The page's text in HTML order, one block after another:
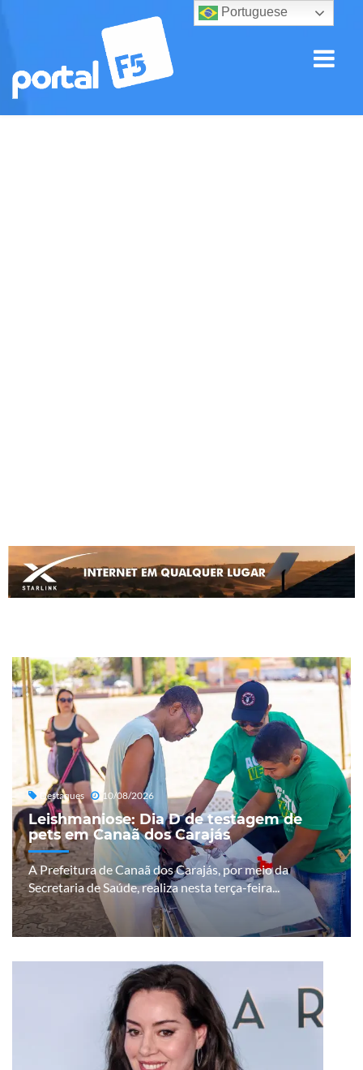
Destaques 10/08/2026
Leishmaniose: Dia D de testagem de
pets em Canaã dos Carajás
A Prefeitura de Canaã dos Carajás, por meio da
Secretaria de Saúde, realiza nesta terça-feira...
Portuguese